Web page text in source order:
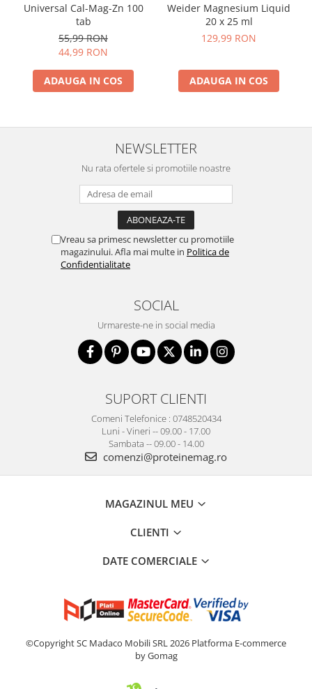
Universal Cal-Mag-Zn 100
tab
55,99 RON
44,99 RON
ADAUGA IN COS
Weider Magnesium Liquid
20 x 25 ml
129,99 RON
ADAUGA IN COS
NEWSLETTER
Nu rata ofertele si promotiile noastre
Vreau sa primesc newsletter cu promotiile
magazinului. Afla mai multe in Politica de
Confidentialitate
SOCIAL
Urmareste-ne in social media
SUPORT CLIENTI
Comeni Telefonice : 0748520434
Luni - Vineri -- 09.00 - 17.00
Sambata -- 09.00 - 14.00
comenzi@proteinemag.ro
MAGAZINUL MEU
CLIENTI
DATE COMERCIALE
©Copyright SC Madaco Mobili SRL 2026 Platforma E-commerce
by Gomag